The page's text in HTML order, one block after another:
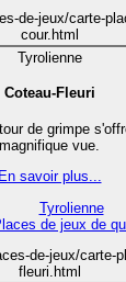
de-jeux/carte-
cour.html
Tyrolienne
Coteau-Fleuri
de grimpe
magnifique vue.
En savoir plus...
Tyrolienne
de jeux de
de-jeux/carte-
fleuri.html